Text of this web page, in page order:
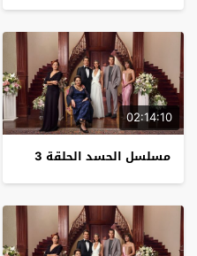
02:14:10
مسلسل الحسد الحلقة 3